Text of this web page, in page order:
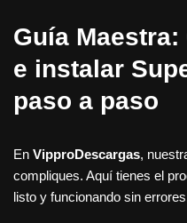
Guía
e instalar
paso a paso
En VipproDescargas,
compliques. Aquí tienes el
listo y funcionando sin